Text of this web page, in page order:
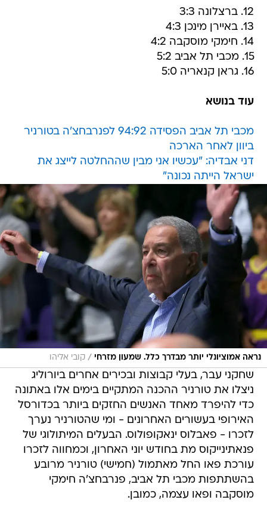
12. ברצלונה 3:3
13. באיירן מינכן 4:3
14. חימקי מוסקבה 4:2
15. מכבי תל אביב 5:2
16. גראן קנאריה 5:0
עוד בנושא
מכבי תל אביב הפסידה 94:92 לפנרבחצ'ה בטורניר
ביוון לאחר הארכה
דני אבדיה: "עכשיו אני מבין שההחלטה לייצג את
ישראל הייתה נכונה"
נראה אמוציונלי יותר מבדרך כלל. שמעון מזרחי / קובי אליהו
שחקני עבר, בעלי קבוצות ובכירים אחרים ביורוליג
ניצלו את טורניר ההכנה המתקיים בימים אלו באתונה
כדי להיפרד מאחד האנשים החזקים ביותר בכדורסל
האירופי בעשורים האחרונים - ומי שהטורניר נערך
לזכרו - פאבלוס ינאקופולוס. הבעלים המיתולוגי של
פנאתינייקוס מת בחודש יוני האחרון, וכמחווה לזכרו
עורכת פאו החל מאתמול (חמישי) טורניר מרובע
בהשתתפות מכבי תל אביב, פנרבחצ'ה חימקי
מוסקבה ופאו עצמה, כמובן.